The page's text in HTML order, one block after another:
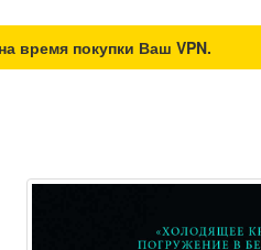
время покупки Ваш VPN.